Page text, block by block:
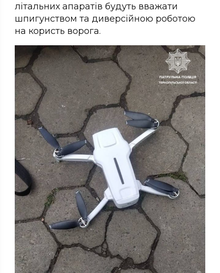
літальних апаратів будуть вважати
шпигунством та диверсійною роботою
на користь ворога.